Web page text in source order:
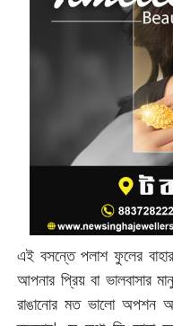
এই বসন্তে পলাশ ফুলের
আপনার প্রিয় বা ভালবাসার
রাঙানোর মত ভালো অপশন